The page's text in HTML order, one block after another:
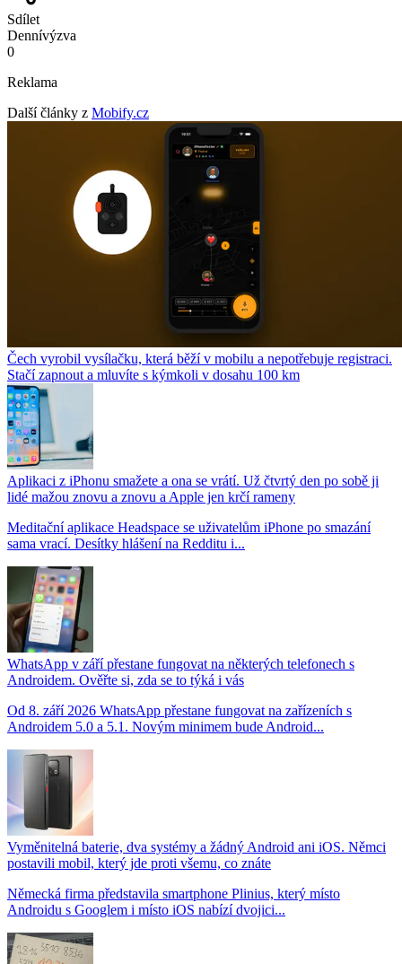
Sdílet
Dennívýzva
0
Reklama
Další články z Mobify.cz
Čech vyrobil vysílačku, která běží v mobilu a nepotřebuje registraci.
Stačí zapnout a mluvíte s kýmkoli v dosahu 100 km
Aplikaci z iPhonu smažete a ona se vrátí. Už čtvrtý den po sobě ji
lidé mažou znovu a znovu a Apple jen krčí rameny
Meditační aplikace Headspace se uživatelům iPhone po smazání
sama vrací. Desítky hlášení na Redditu i...
WhatsApp v září přestane fungovat na některých telefonech s
Androidem. Ověřte si, zda se to týká i vás
Od 8. září 2026 WhatsApp přestane fungovat na zařízeních s
Androidem 5.0 a 5.1. Novým minimem bude Android...
Vyměnitelná baterie, dva systémy a žádný Android ani iOS. Němci
postavili mobil, který jde proti všemu, co znáte
Německá firma představila smartphone Plinius, který místo
Androidu s Googlem i místo iOS nabízí dvojici...